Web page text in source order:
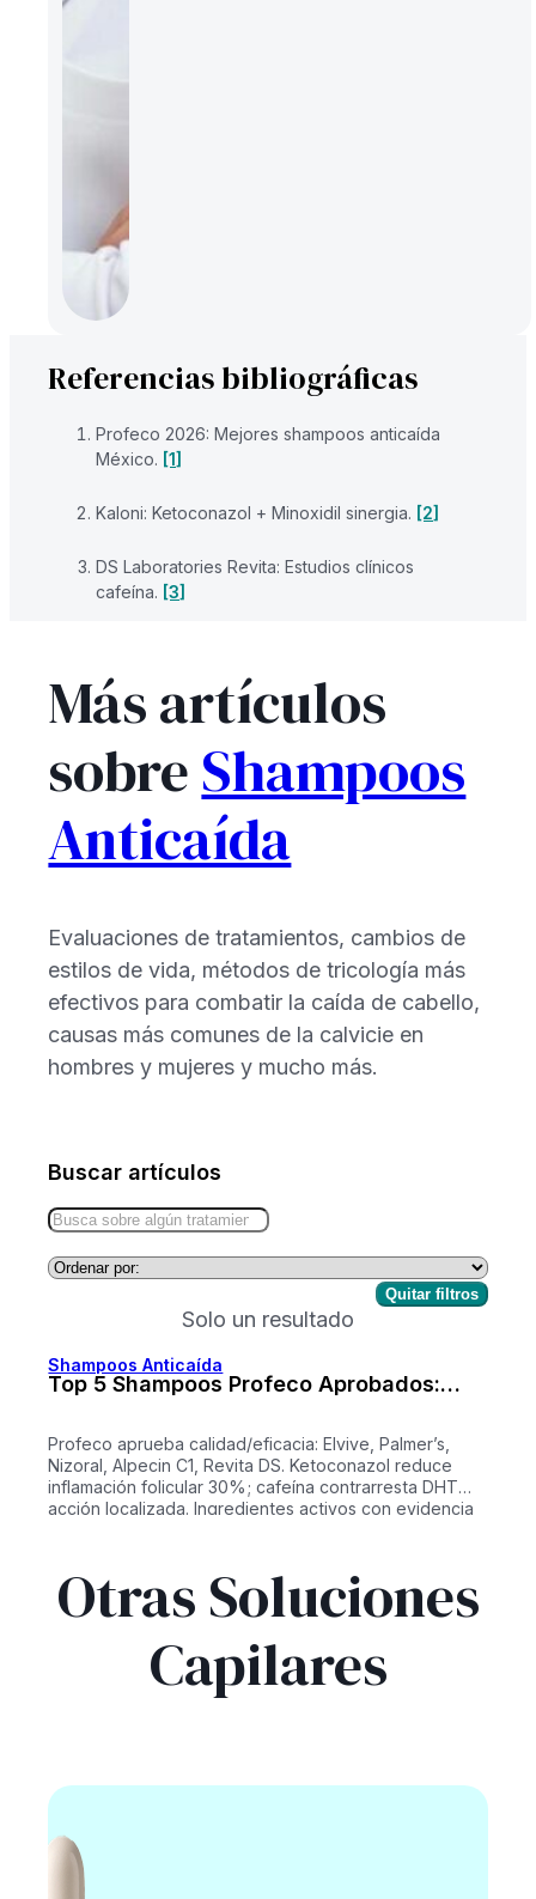
Referencias bibliográficas
Profeco 2026: Mejores shampoos anticaída
México. [1]
Kaloni: Ketoconazol + Minoxidil sinergia. [2]
DS Laboratories Revita: Estudios clínicos
cafeína. [3]
Más artículos
sobreShampoos
Anticaída
Evaluaciones de tratamientos, cambios de
estilos de vida, métodos de tricología más
efectivos para combatir la caída de cabello,
causas más comunes de la calvicie en
hombres y mujeres y mucho más.
Buscar artículos
Quitar filtros
Solo un resultado
Shampoos Anticaída
Top 5 Shampoos Profeco Aprobados:
Profeco aprueba calidad/eficacia: Elvive, Palmer’s,
Nizoral, Alpecin C1, Revita DS. Ketoconazol reduce
inflamación folicular 30%; cafeína contrarresta DHT
acción localizada. Ingredientes activos con evidencia
0.2% (Alpecin): penetra folículo, prolonga anágeno
(+10% crecimiento 6 meses).Saw Palmetto (Choiz):
inhibe 5α-reductasa natural, biotina/zinc apoyo
Otras Soluciones
Capilares